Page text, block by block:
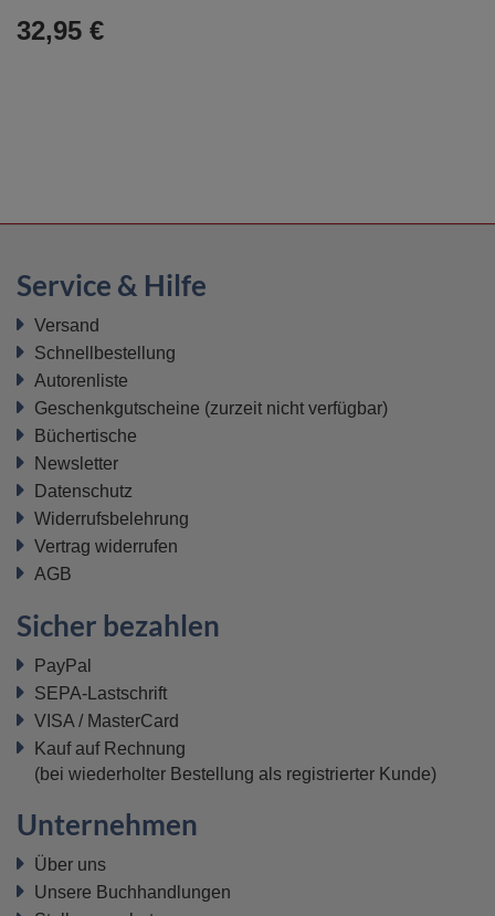
32,95 €
Service & Hilfe
Versand
Schnellbestellung
Autorenliste
Geschenkgutscheine (zurzeit nicht verfügbar)
Büchertische
Newsletter
Datenschutz
Widerrufsbelehrung
Vertrag widerrufen
AGB
Sicher bezahlen
PayPal
SEPA-Lastschrift
VISA / MasterCard
Kauf auf Rechnung
(bei wiederholter Bestellung als registrierter Kunde)
Unternehmen
Über uns
Unsere Buchhandlungen